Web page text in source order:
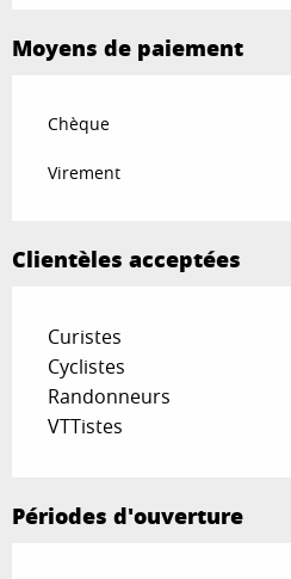
Moyens de paiement
Chèque
Virement
Clientèles acceptées
Curistes
Cyclistes
Randonneurs
VTTistes
Périodes d'ouverture